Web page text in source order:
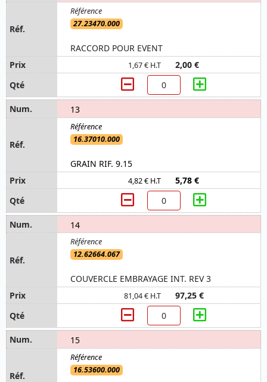
27.23470.000
RACCORD POUR EVENT
1,67 € H.T 2,00 €
13
16.37010.000
GRAIN RIF. 9.15
4,82 € H.T 5,78 €
14
12.62664.067
COUVERCLE EMBRAYAGE INT. REV 3
81,04 € H.T 97,25 €
15
16.53600.000